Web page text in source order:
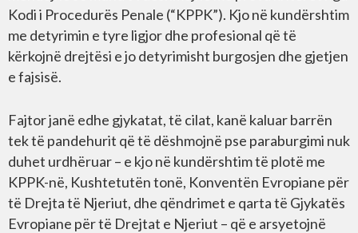
Kodi i Procedurës Penale (“KPPK”). Kjo në kundërshtim
me detyrimin e tyre ligjor dhe profesional që të
kërkojnë drejtësi e jo detyrimisht burgosjen dhe gjetjen
e fajsisë.
Fajtor janë edhe gjykatat, të cilat, kanë kaluar barrën
tek të pandehurit që të dëshmojnë pse paraburgimi nuk
duhet urdhëruar – e kjo në kundërshtim të plotë me
KPPK-në, Kushtetutën tonë, Konventën Evropiane për
të Drejta të Njeriut, dhe qëndrimet e qarta të Gjykatës
Evropiane për të Drejtat e Njeriut – që e arsyetojnë